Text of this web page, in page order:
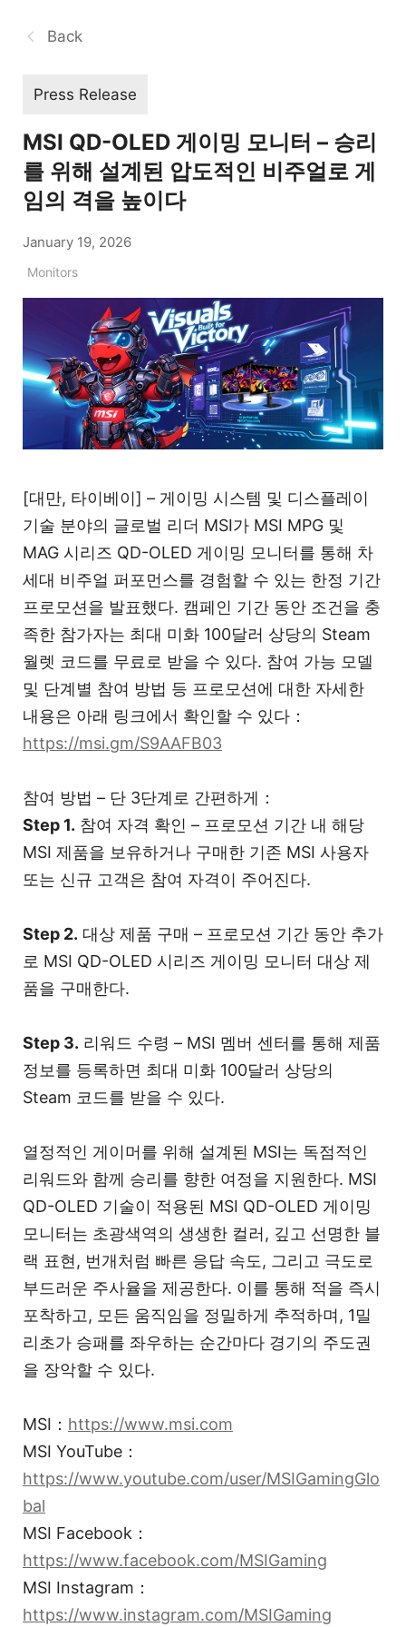
Back
Press Release
MSI QD-OLED 게이밍 모니터 – 승리
를 위해 설계된 압도적인 비주얼로 게
임의 격을 높이다
January 19, 2026
Monitors
[대만, 타이베이] – 게이밍 시스템 및 디스플레이
기술 분야의 글로벌 리더 MSI가 MSI MPG 및
MAG 시리즈 QD-OLED 게이밍 모니터를 통해 차
세대 비주얼 퍼포먼스를 경험할 수 있는 한정 기간
프로모션을 발표했다. 캠페인 기간 동안 조건을 충
족한 참가자는 최대 미화 100달러 상당의 Steam
월렛 코드를 무료로 받을 수 있다. 참여 가능 모델
및 단계별 참여 방법 등 프로모션에 대한 자세한
내용은 아래 링크에서 확인할 수 있다：
https://msi.gm/S9AAFB03
참여 방법 – 단 3단계로 간편하게：
Step 1. 참여 자격 확인 – 프로모션 기간 내 해당
MSI 제품을 보유하거나 구매한 기존 MSI 사용자
또는 신규 고객은 참여 자격이 주어진다.
Step 2. 대상 제품 구매 – 프로모션 기간 동안 추가
로 MSI QD-OLED 시리즈 게이밍 모니터 대상 제
품을 구매한다.
Step 3. 리워드 수령 – MSI 멤버 센터를 통해 제품
정보를 등록하면 최대 미화 100달러 상당의
Steam 코드를 받을 수 있다.
열정적인 게이머를 위해 설계된 MSI는 독점적인
리워드와 함께 승리를 향한 여정을 지원한다. MSI
QD-OLED 기술이 적용된 MSI QD-OLED 게이밍
모니터는 초광색역의 생생한 컬러, 깊고 선명한 블
랙 표현, 번개처럼 빠른 응답 속도, 그리고 극도로
부드러운 주사율을 제공한다. 이를 통해 적을 즉시
포착하고, 모든 움직임을 정밀하게 추적하며, 1밀
리초가 승패를 좌우하는 순간마다 경기의 주도권
을 장악할 수 있다.
MSI： https://www.msi.com
MSI YouTube：
https://www.youtube.com/user/MSIGamingGlo
bal
MSI Facebook：
https://www.facebook.com/MSIGaming
MSI Instagram：
https://www.instagram.com/MSIGaming